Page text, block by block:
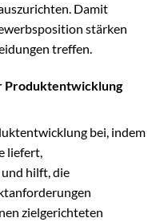
Damit
stärken
treffen.
Produktentwicklung
bei, indem
liefert,
hilft, die
zielgerichteten